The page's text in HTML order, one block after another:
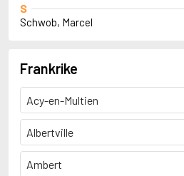
S
Schwob, Marcel
Frankrike
Acy-en-Multien
Albertville
Ambert